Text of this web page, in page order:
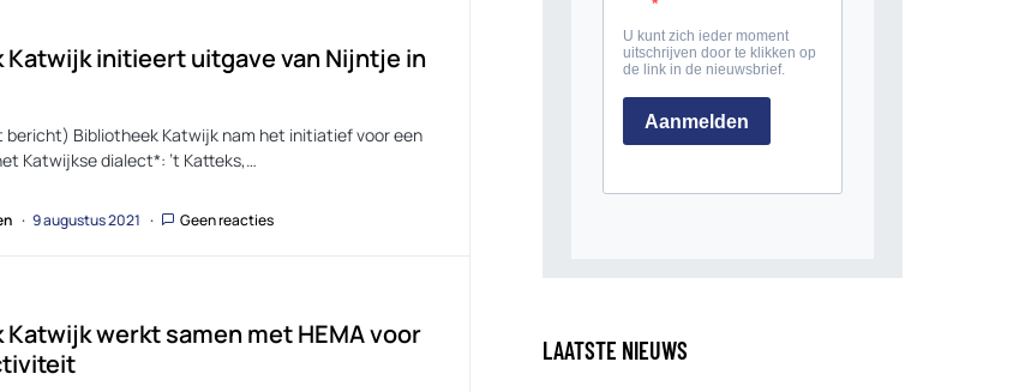
Katwijk initieert uitgave van Nijntje in
bericht) Bibliotheek Katwijk nam het initiatief voor een
Katwijkse dialect*: ’t Katteks,…
9 augustus 2021 Geen reacties
werkt samen met HEMA voor
LAATSTE NIEUWS